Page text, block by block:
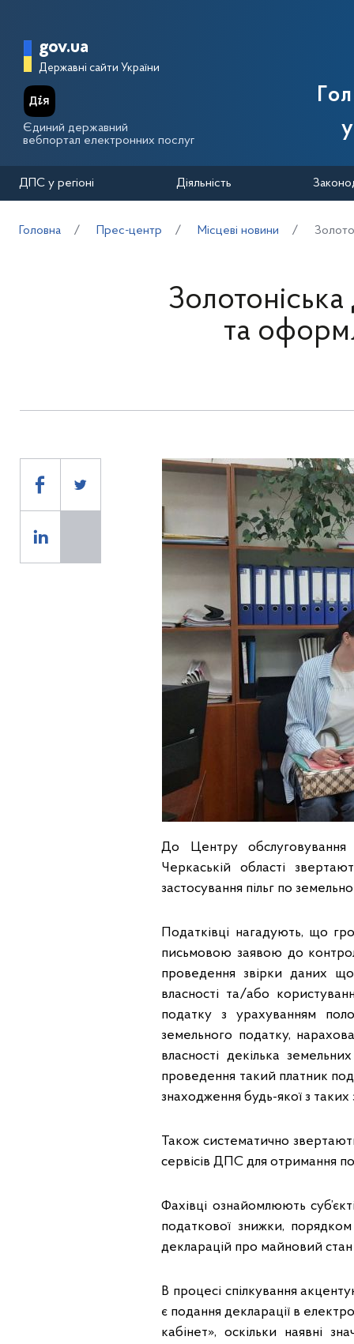
Головна сторінка Державної
gov.ua
Державні сайти України
Єдиний державний
вебпортал електронних послуг
ДПС у регіоні Діяльність
Головна Прес-центр Місцеві новини
та
До Центру обслуговування
Черкаській області
застосування пільг по
Податківці нагадують, що
письмовою заявою до
проведення звірки даних
власності та/або
податку з урахуванням
земельного податку,
власності декілька
проведення такий платник
знаходження будь-якої з таких
Також систематично
сервісів ДПС для отримання
Фахівці ознайомлюють
податкової знижки,
декларацій про майновий
В процесі спілкування
є подання декларації в
кабінет», оскільки наявні